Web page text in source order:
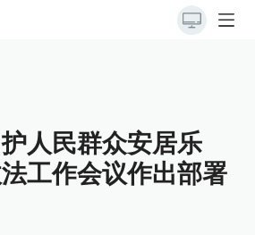
人民群众安居乐
工作会议作出部署